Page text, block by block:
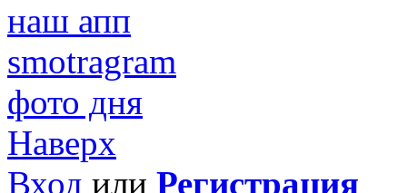
наш апп
smotragram
фото дня
Наверх
Вход или Регистрация